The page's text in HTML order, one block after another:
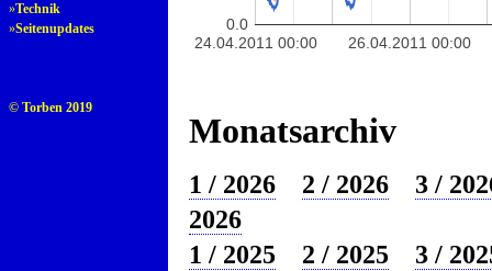
»Technik
»Seitenupdates
© Torben 2019
24.04.2011 00:00 26.04.2011 00:00
0.0
Monatsarchiv
1 / 2026 2 / 2026
3 /
2026
1 / 2025
2 / 2025
3 /